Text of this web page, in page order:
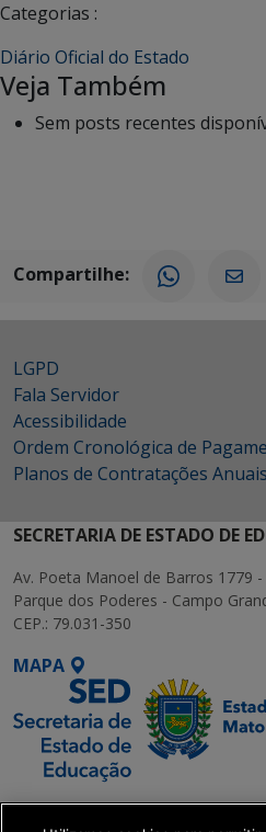
Categorias :
Diário Oficial do Estado
Veja Também
Sem posts recentes
Compartilhe:
LGPD
Fala Servidor
Acessibilidade
Ordem Cronológica de
Planos de Contratações Anuais
SECRETARIA DE ESTADO DE
Av. Poeta Manoel de Barros 1779
Parque dos Poderes - Campo
CEP.: 79.031-350
MAPA
SETDIG | Secretaria-